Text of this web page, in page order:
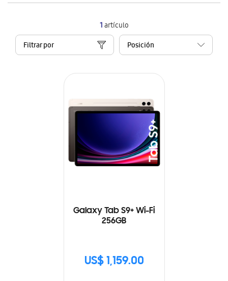
1artículo
Filtrar por
Galaxy Tab S9+ Wi-Fi
256GB
US$ 1,159.00